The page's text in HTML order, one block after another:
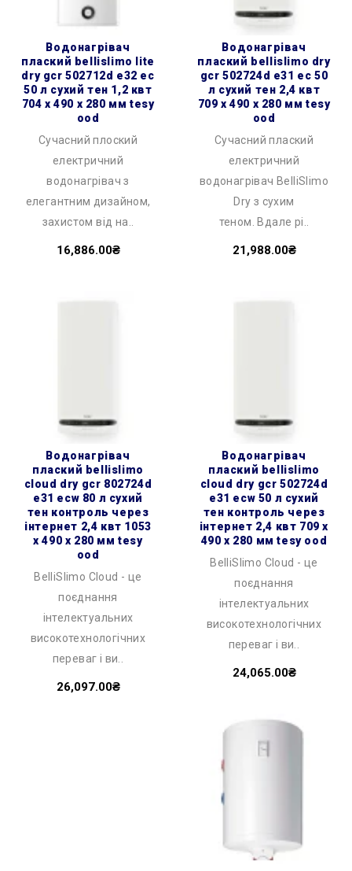
водонагрівач
плаский bellislimo lite
dry gcr 502712d e32 ec
50 л сухий тен 1,2 квт
704 x 490 x 280 мм tesy
ood
Сучасний плоский
електричний
водонагрівач з
елегантним дизайном,
захистом від на..
16,886.00₴
водонагрівач
плаский bellislimo dry
gcr 502724d e31 ec 50
л сухий тен 2,4 квт
709 x 490 x 280 мм tesy
ood
Сучасний плаский
електричний
водонагрівач BelliSlimo
Dry з сухим
теном. Вдале рі..
21,988.00₴
водонагрівач
плаский bellislimo
cloud dry gcr 802724d
e31 ecw 80 л сухий
тен контроль через
інтернет 2,4 квт 1053
x 490 x 280 мм tesy
ood
BelliSlimo Cloud - це
поєднання
інтелектуальних
високотехнологічних
переваг і ви..
26,097.00₴
водонагрівач
плаский bellislimo
cloud dry gcr 502724d
e31 ecw 50 л сухий
тен контроль через
інтернет 2,4 квт 709 x
490 x 280 мм tesy ood
BelliSlimo Cloud - це
поєднання
інтелектуальних
високотехнологічних
переваг і ви..
24,065.00₴